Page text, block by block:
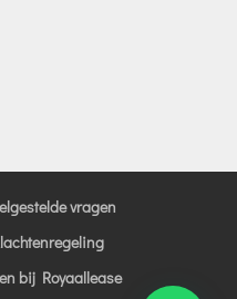
vragen
bij Royaallease